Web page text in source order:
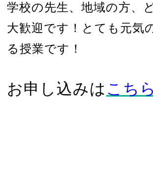
学校の先生、地域の方、
大歓迎です！とても元気
る授業です！
お申し込みは こちら